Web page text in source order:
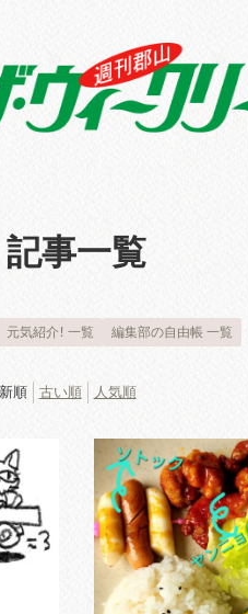
記事一覧
元気紹介！ 一覧 編集部の自由帳 一覧
順 古い順 人気順